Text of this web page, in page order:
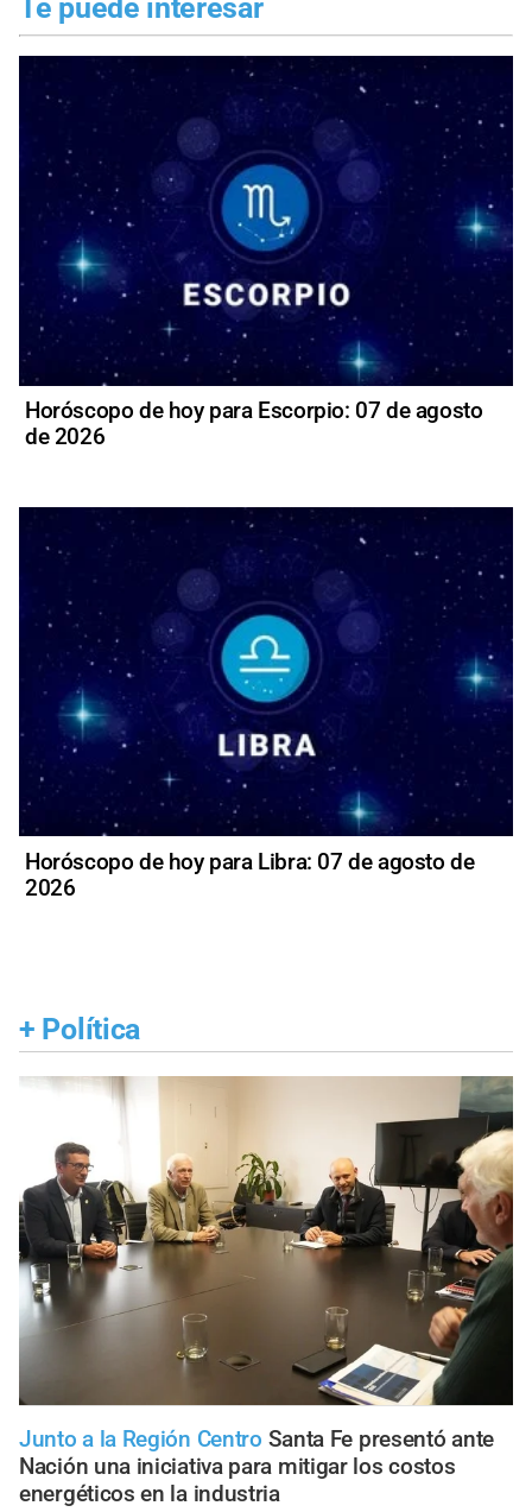
Te puede interesar
Horóscopo de hoy para Escorpio: 07 de agosto
de 2026
Horóscopo de hoy para Libra: 07 de agosto de
2026
+ Política
Junto a la Región Centro Santa Fe presentó ante
Nación una iniciativa para mitigar los costos
energéticos en la industria